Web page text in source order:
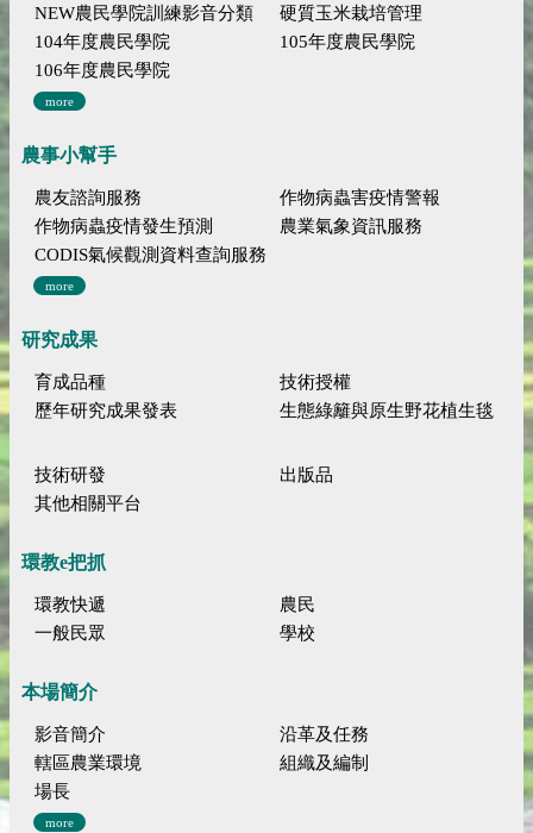
NEW農民學院訓練影音分類
硬質玉米栽培管理
104年度農民學院
105年度農民學院
106年度農民學院
more
農事小幫手
農友諮詢服務
作物病蟲害疫情警報
作物病蟲疫情發生預測
農業氣象資訊服務
CODIS氣候觀測資料查詢服務
more
研究成果
育成品種
技術授權
歷年研究成果發表
生態綠籬與原生野花植生毯
技術研發
出版品
其他相關平台
環教e把抓
環教快遞
農民
一般民眾
學校
本場簡介
影音簡介
沿革及任務
轄區農業環境
組織及編制
場長
more